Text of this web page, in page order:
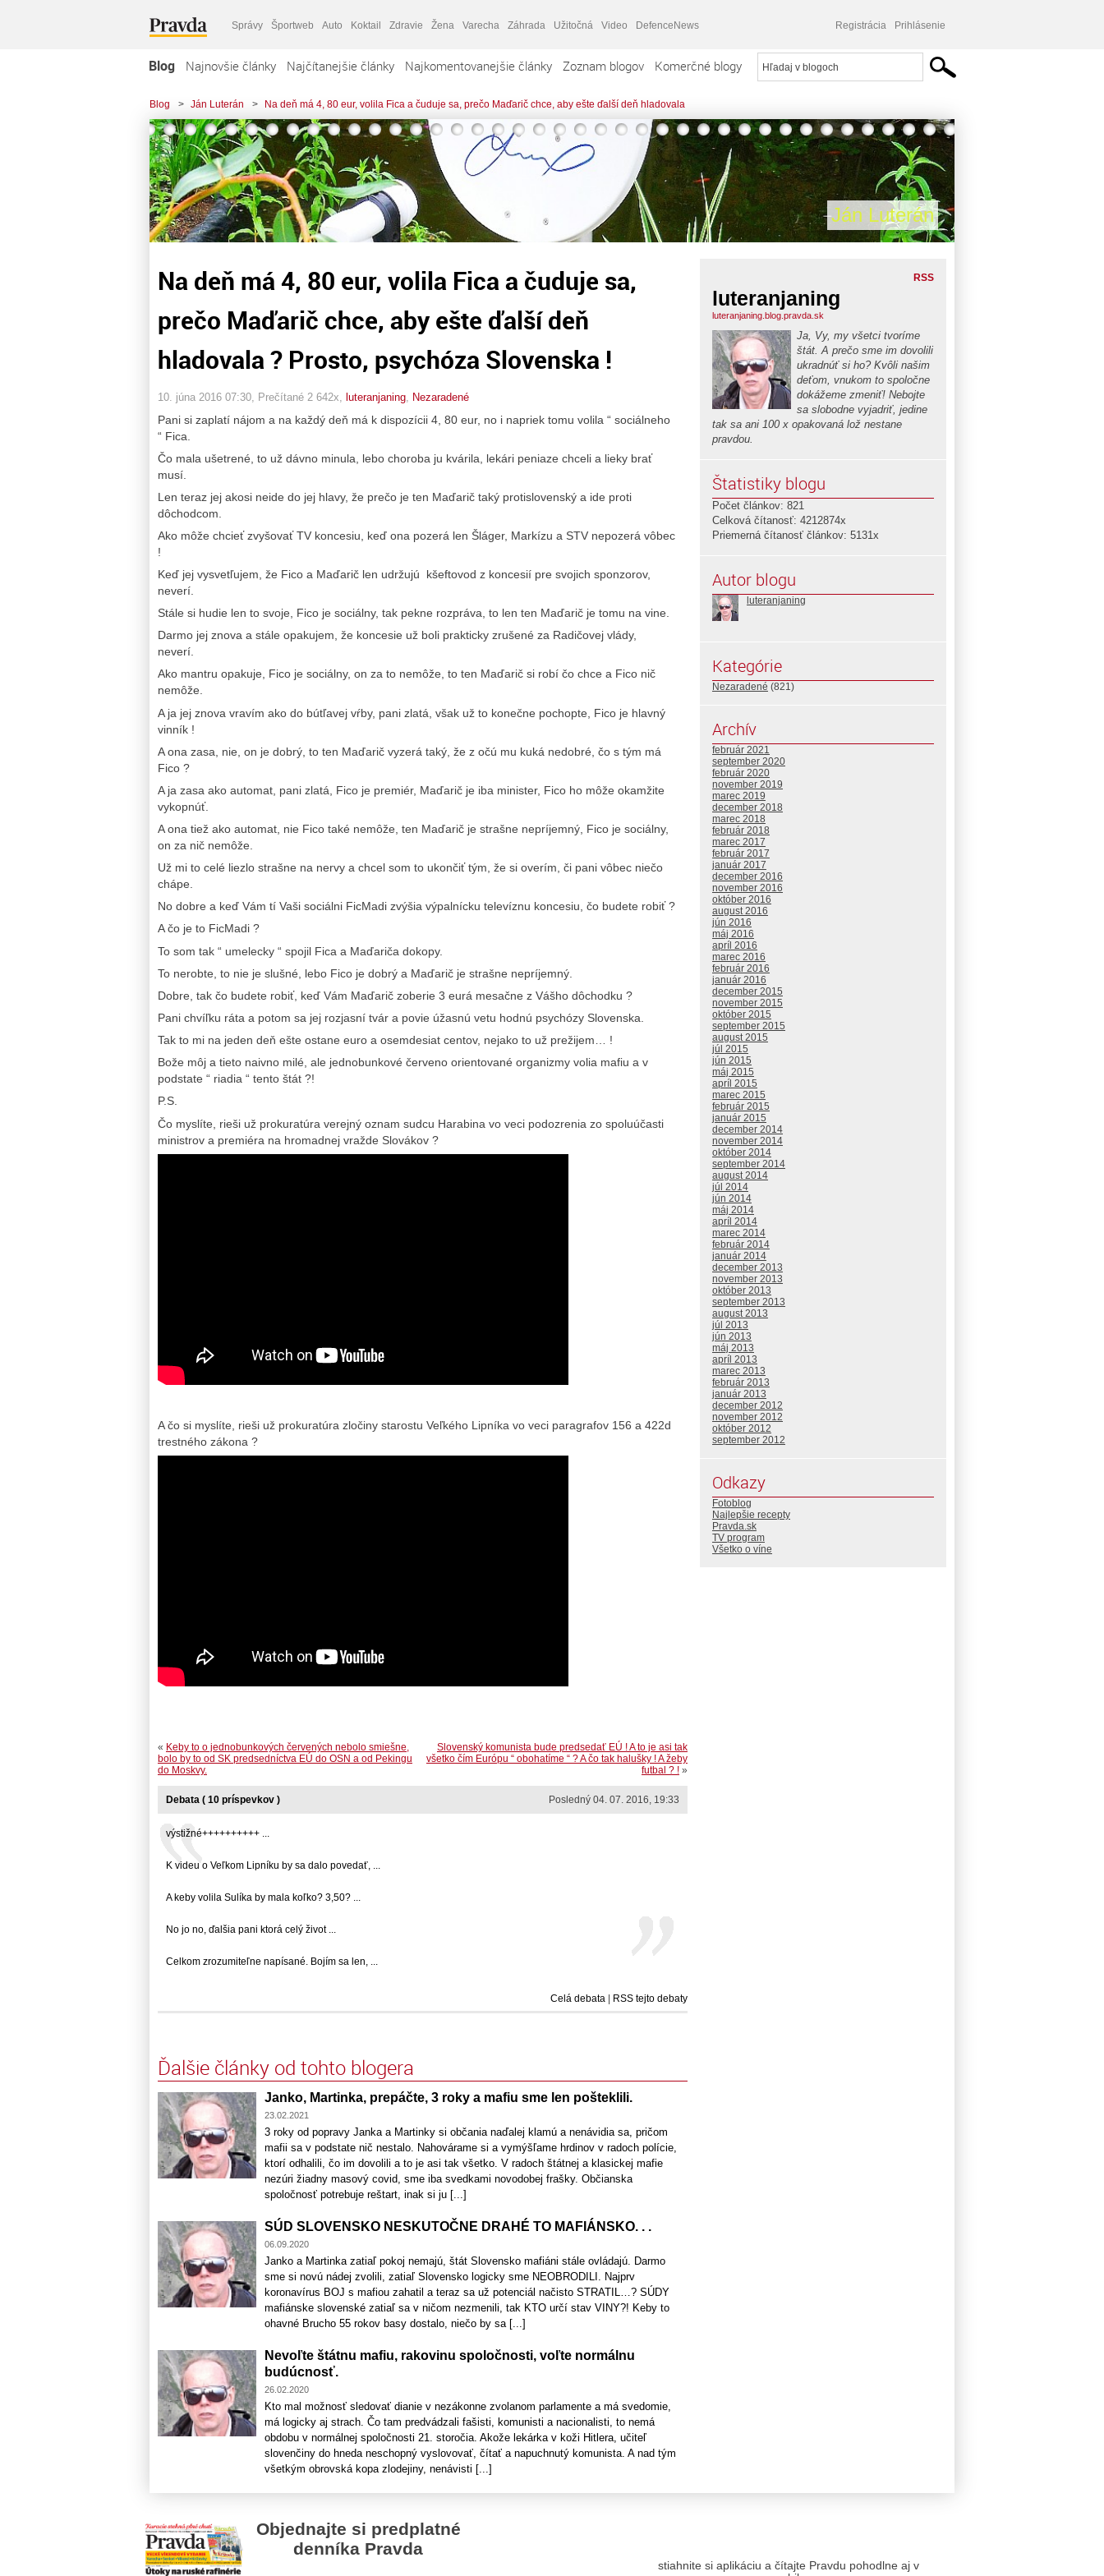
Správy Športweb Auto Koktail Zdravie Žena Varecha Záhrada Užitočná Video DefenceNews Registrácia Prihlásenie
Blog Najnovšie články Najčítanejšie články Najkomentovanejšie články Zoznam blogov Komerčné blogy
Blog > Ján Luterán > Na deň má 4, 80 eur, volila Fica a čuduje sa, prečo Maďarič chce, aby ešte ďalší deň hladovala
Ján Luterán
Na deň má 4, 80 eur, volila Fica a čuduje sa,
prečo Maďarič chce, aby ešte ďalší deň
hladovala ? Prosto, psychóza Slovenska !
10. júna 2016 07:30 , Prečítané 2 642x, luteranjaning Nezaradené
Pani si zaplatí nájom a na každý deň má k dispozícii 4, 80 eur, no i napriek tomu volila “ sociálneho
“ Fica.
Čo mala ušetrené, to už dávno minula, lebo choroba ju kvárila, lekári peniaze chceli a lieky brať
musí.
Len teraz jej akosi neide do jej hlavy, že prečo je ten Maďarič taký protislovenský a ide proti
dôchodcom.
Ako môže chcieť zvyšovať TV koncesiu, keď ona pozerá len Šláger, Markízu a STV nepozerá vôbec
!
Keď jej vysvetľujem, že Fico a Maďarič len udržujú kšeftovod z koncesií pre svojich sponzorov,
neverí.
Stále si hudie len to svoje, Fico je sociálny, tak pekne rozpráva, to len ten Maďarič je tomu na vine.
Darmo jej znova a stále opakujem, že koncesie už boli prakticky zrušené za Radičovej vlády,
neverí.
Ako mantru opakuje, Fico je sociálny, on za to nemôže, to ten Maďarič si robí čo chce a Fico nič
nemôže.
A ja jej znova vravím ako do bútľavej vŕby, pani zlatá, však už to konečne pochopte, Fico je hlavný
vinník !
A ona zasa, nie, on je dobrý, to ten Maďarič vyzerá taký, že z očú mu kuká nedobré, čo s tým má
Fico ?
A ja zasa ako automat, pani zlatá, Fico je premiér, Maďarič je iba minister, Fico ho môže okamžite
vykopnúť.
A ona tiež ako automat, nie Fico také nemôže, ten Maďarič je strašne nepríjemný, Fico je sociálny,
on za nič nemôže.
Už mi to celé liezlo strašne na nervy a chcel som to ukončiť tým, že si overím, či pani vôbec niečo
chápe.
No dobre a keď Vám tí Vaši sociálni FicMadi zvýšia výpalnícku televíznu koncesiu, čo budete robiť ?
A čo je to FicMadi ?
To som tak “ umelecky “ spojil Fica a Maďariča dokopy.
To nerobte, to nie je slušné, lebo Fico je dobrý a Maďarič je strašne nepríjemný.
Dobre, tak čo budete robiť, keď Vám Maďarič zoberie 3 eurá mesačne z Vášho dôchodku ?
Pani chvíľku ráta a potom sa jej rozjasní tvár a povie úžasnú vetu hodnú psychózy Slovenska.
Tak to mi na jeden deň ešte ostane euro a osemdesiat centov, nejako to už prežijem… !
Bože môj a tieto naivno milé, ale jednobunkové červeno orientované organizmy volia mafiu a v
podstate “ riadia “ tento štát ?!
P.S.
Čo myslíte, rieši už prokuratúra verejný oznam sudcu Harabina vo veci podozrenia zo spoluúčasti
ministrov a premiéra na hromadnej vražde Slovákov ?
A čo si myslíte, rieši už prokuratúra zločiny starostu Veľkého Lipníka vo veci paragrafov 156 a 422d
trestného zákona ?
Slovenský komunista bude predsedať EÚ ! A to je asi tak
všetko čím Európu “ obohatíme “ ? A čo tak halušky ! A žeby
futbal ? ! »
« Keby to o jednobunkových červených nebolo smiešne,
bolo by to od SK predsedníctva EÚ do OSN a od Pekingu
do Moskvy.
Posledný 04. 07. 2016, 19:33
Debata ( 10 príspevkov )
výstižné++++++++++ ...
K videu o Veľkom Lipníku by sa dalo povedať, ...
A keby volila Sulíka by mala koľko? 3,50? ...
No jo no, ďalšia pani ktorá celý život ...
Celkom zrozumiteľne napísané. Bojím sa len, ...
Celá debata RSS tejto debaty
Ďalšie články od tohto blogera
Janko, Martinka, prepáčte, 3 roky a mafiu sme len pošteklili.
23.02.2021
3 roky od popravy Janka a Martinky si občania naďalej klamú a nenávidia sa, pričom
mafii sa v podstate nič nestalo. Nahovárame si a vymýšľame hrdinov v radoch polície,
ktorí odhalili, čo im dovolili a to je asi tak všetko. V radoch štátnej a klasickej mafie
nezúri žiadny masový covid, sme iba svedkami novodobej frašky. Občianska
spoločnosť potrebuje reštart, inak si ju [...]
SÚD SLOVENSKO NESKUTOČNE DRAHÉ TO MAFIÁNSKO. . .
06.09.2020
Janko a Martinka zatiaľ pokoj nemajú, štát Slovensko mafiáni stále ovládajú. Darmo
sme si novú nádej zvolili, zatiaľ Slovensko logicky sme NEOBRODILI. Najprv
koronavírus BOJ s mafiou zahatil a teraz sa už potenciál načisto STRATIL…? SÚDY
mafiánske slovenské zatiaľ sa v ničom nezmenili, tak KTO určí stav VINY?! Keby to
ohavné Brucho 55 rokov basy dostalo, niečo by sa [...]
Nevoľte štátnu mafiu, rakovinu spoločnosti, voľte normálnu
budúcnosť.
26.02.2020
Kto mal možnosť sledovať dianie v nezákonne zvolanom parlamente a má svedomie,
má logicky aj strach. Čo tam predvádzali fašisti, komunisti a nacionalisti, to nemá
obdobu v normálnej spoločnosti 21. storočia. Akože lekárka v koži Hitlera, učiteľ
slovenčiny do hneda neschopný vyslovovať, čítať a napuchnutý komunista. A nad tým
všetkým obrovská kopa zlodejiny, nenávisti [...]
RSS
luteranjaning
luteranjaning.blog.pravda.sk
Ja, Vy, my všetci tvoríme
štát. A prečo sme im dovolili
ukradnúť si ho? Kvôli našim
deťom, vnukom to spoločne
dokážeme zmeniť! Nebojte
sa slobodne vyjadriť, jedine
tak sa ani 100 x opakovaná lož nestane
pravdou.
Štatistiky blogu
Počet článkov: 821
Celková čítanosť: 4212874x
Priemerná čítanosť článkov: 5131x
Autor blogu
luteranjaning
Kategórie
Nezaradené (821)
Archív
február 2021
september 2020
február 2020
november 2019
marec 2019
december 2018
marec 2018
február 2018
marec 2017
február 2017
január 2017
december 2016
november 2016
október 2016
august 2016
jún 2016
máj 2016
apríl 2016
marec 2016
február 2016
január 2016
december 2015
november 2015
október 2015
september 2015
august 2015
júl 2015
jún 2015
máj 2015
apríl 2015
marec 2015
február 2015
január 2015
december 2014
november 2014
október 2014
september 2014
august 2014
júl 2014
jún 2014
máj 2014
apríl 2014
marec 2014
február 2014
január 2014
december 2013
november 2013
október 2013
september 2013
august 2013
júl 2013
jún 2013
máj 2013
apríl 2013
marec 2013
február 2013
január 2013
december 2012
november 2012
október 2012
september 2012
Odkazy
Fotoblog
Najlepšie recepty
Pravda.sk
TV program
Všetko o víne
Objednajte si predplatné
denníka Pravda
stiahnite si aplikáciu a čítajte Pravdu pohodlne aj v